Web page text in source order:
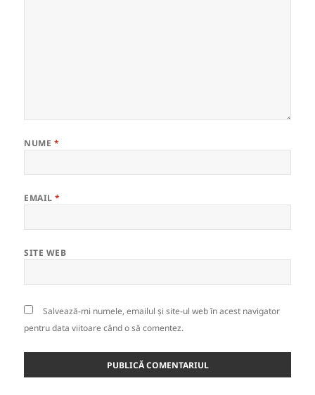
NUME *
EMAIL*
SITE WEB
Salvează-mi numele, emailul și site-ul web în acest navigator
pentru data viitoare când o să comentez.